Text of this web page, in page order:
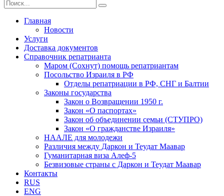
Главная
Новости
Услуги
Доставка документов
Справочник репатрианта
Маром (Сохнут) помощь репатриантам
Посольство Израиля в РФ
Отделы репатриации в РФ, СНГ и Балтии
Законы государства
Закон о Возвращении 1950 г.
Закон «О паспортах»
Закон об объединении семьи (СТУПРО)
Закон «О гражданстве Израиля»
НААЛЕ для молодежи
Различия между Даркон и Теудат Маавар
Гуманитарная виза Алеф-5
Безвизовые страны с Даркон и Теудат Маавар
Контакты
RUS
ENG